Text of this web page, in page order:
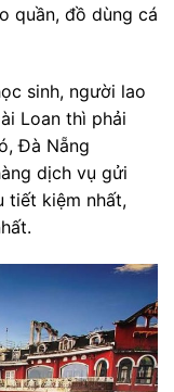
quần, đồ dùng cá
sinh, người lao
Loan thì phải
Đà Nẵng
dịch vụ gửi
tiết kiệm nhất,